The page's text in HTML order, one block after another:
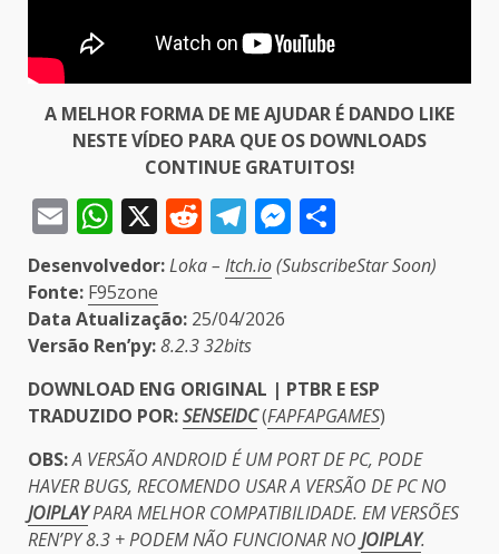
A MELHOR FORMA DE ME AJUDAR É DANDO LIKE
NESTE VÍDEO PARA QUE OS DOWNLOADS
CONTINUE GRATUITOS!
EmailWhatsApp
X Reddit
Telegram
Messenger
Desenvolvedor:Loka – Itch.io(SubscribeStar Soon)
Fonte: F95zone
Data Atualização: 25/04/2026
Versão Ren’py:8.2.3 32bits
DOWNLOAD ENG ORIGINAL | PTBR E ESP
TRADUZIDO POR:SENSEIDC(FAPFAPGAMES)
OBS:A VERSÃO ANDROID É UM PORT DE PC, PODE
HAVER BUGS, RECOMENDO USAR A VERSÃO DE PC NO
JOIPLAYPARA MELHOR COMPATIBILIDADE. EM VERSÕES
REN’PY 8.3 + PODEM NÃO FUNCIONAR NO JOIPLAY.